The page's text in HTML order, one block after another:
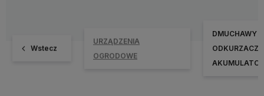
Wstecz
URZĄDZENIA
OGRODOWE
DMUCHAWY I